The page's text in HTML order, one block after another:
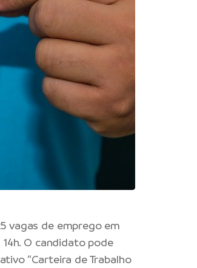
vagas de emprego em
O candidato pode
“Carteira de Trabalho